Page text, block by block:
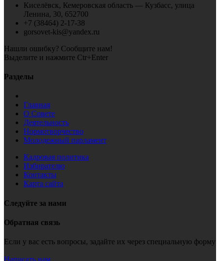
Киселёвск, Кемеровская область — Кузбасс, улица
Ленина, 30, 652700
+7 (38464) 2-17-38
gorsovet-kis@yandex.ru
Нашли ошибку? Сообщите нам!
Выделите и нажмите Ctr+Enter
Разделы
Главная
О Совете
Деятельность
Нормотворчество
Молодежный парламент
Кадровая политика
Избирателю
Контакты
Карта сайта
Следуйте за нами
Обратная связь
Если у вас есть вопросы, задайте их через специальную форму